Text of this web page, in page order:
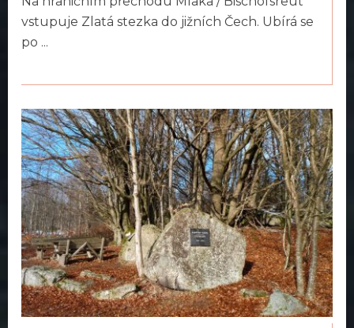
vstupuje Zlatá stezka do jižních Čech. Ubírá se
po ...